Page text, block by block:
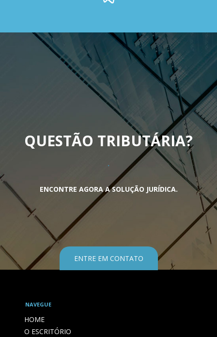
QUESTÃO TRIBUTÁRIA?
ENCONTRE AGORA A SOLUÇÃO JURÍDICA.
ENTRE EM CONTATO
NAVEGUE
HOME
O ESCRITÓRIO